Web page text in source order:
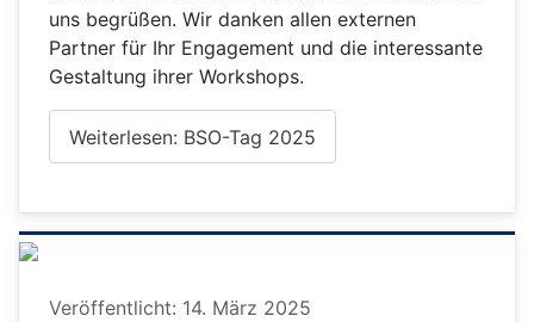
uns begrüßen. Wir danken allen externen
Partner für Ihr Engagement und die interessante
Gestaltung ihrer Workshops.
Weiterlesen: BSO-Tag 2025
Details
Veröffentlicht: 14. März 2025